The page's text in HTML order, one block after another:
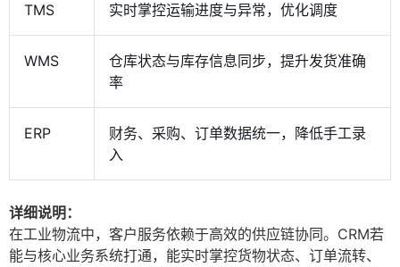
TMS 实时掌控运输进度与异常，优化调度
WMS
仓库状态与库存信息同步，提升发货准确
率
ERP
财务、采购、订单数据统一，降低手工录
入
详细说明：
在工业物流中，客户服务依赖于高效的供应链协同。CRM若
能与核心业务系统打通，能实时掌控货物状态、订单流转、